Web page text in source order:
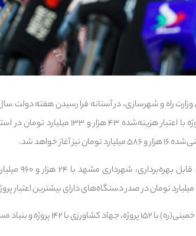
به نمایندگی از دولت، ۱۲۹۶ پروژه با
اسلامی با ۹۵ پروژه پیشتاز هستند.